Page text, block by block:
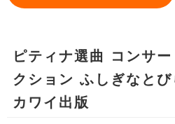
ピティナ選曲 コンサ
クション ふしぎなと
カワイ出版